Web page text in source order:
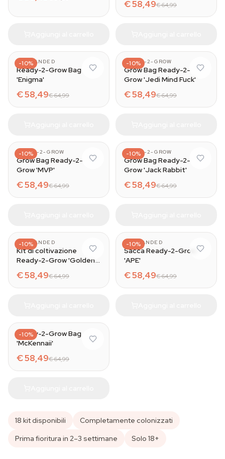
€ 58,49€ 64,99
-10%
UNBRANDED
Ready-2-Grow Bag
'Enigma'
€ 58,49€ 64,99
-10%
READY-2-GROW
Grow Bag Ready-2-
Grow 'Jedi Mind Fuck'
€ 58,49€ 64,99
-10%
READY-2-GROW
Grow Bag Ready-2-
Grow 'MVP'
€ 58,49€ 64,99
-10%
READY-2-GROW
Grow Bag Ready-2-
Grow 'Jack Rabbit'
€ 58,49€ 64,99
-10%
UNBRANDED
Kit di coltivazione
Ready-2-Grow 'Golden
€ 58,49€ 64,99
-10%
UNBRANDED
Sacca Ready-2-Grow
'APE'
€ 58,49€ 64,99
-10%
Ready-2-Grow Bag
'McKennaii'
€ 58,49€ 64,99
18 kit disponibili
Completamente colonizzati
Prima fioritura in 2–3 settimane
Solo 18+